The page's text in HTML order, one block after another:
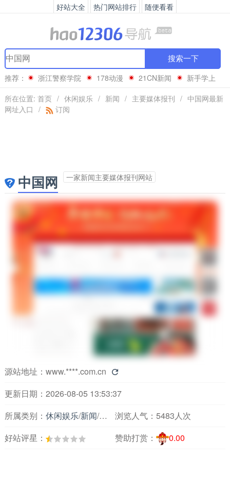
好站大全 热门网站排行 随便看看
搜索一下
推荐： 浙江警察学院 178动漫 21CN新闻
新手学上
所在位置: 首页 / 休闲娱乐 / 新闻 / 主要媒体报刊 / 中国网最新
网址入口 / 订阅
中国网 一家新闻主要媒体报刊网站
源站地址： www.****.com.cn 
更新日期：2026-08-05 13:53:37
所属类别： 休闲娱乐/新闻/主要媒体报刊
浏览人气： 5483人次
好站评星：
赞助打赏： 0.00